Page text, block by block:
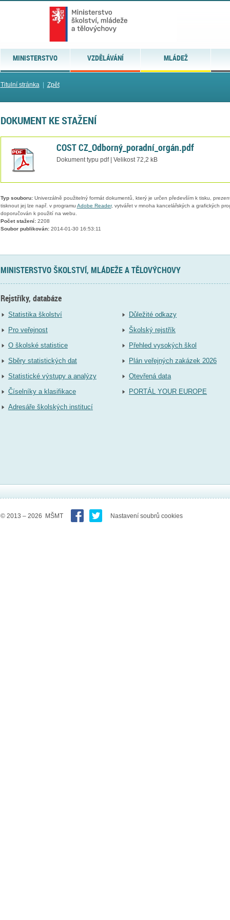
MINISTERSTVO VZDĚLÁVÁNÍ MLÁDEŽ
Titulní stránka| Zpět
DOKUMENT KE STAŽENÍ
COST CZ_Odborný_poradní_orgán.pdf
Dokument typu pdf | Velikost 72,2 kB
Typ souboru:Univerzálně použitelný formát dokumentů, který je určen především k tisku,
tisknout jej lze např. v programu Adobe Reader, vytvářet v mnoha kancelářských a grafických
doporučován k použití na webu.
Počet stažení:2208
Soubor publikován:2014-01-30 16:53:11
MINISTERSTVO ŠKOLSTVÍ, MLÁDEŽE A TĚLOVÝCHOVY
Rejstříky, databáze
Statistika školství
Pro veřejnost
O školské statistice
Sběry statistických dat
Statistické výstupy a analýzy
Číselníky a klasifikace
Adresáře školských institucí
Důležité odkazy
Školský rejstřík
Přehled vysokých škol
Plán veřejných zakázek 2026
Otevřená data
PORTÁL YOUR EUROPE
© 2013 – 2026 MŠMT Nastavení soubrů cookies